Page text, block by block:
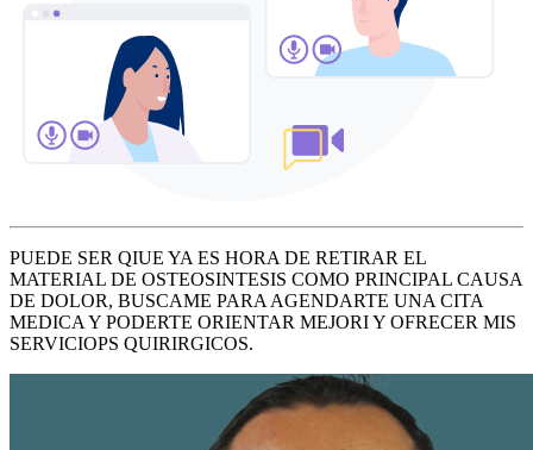
PUEDE SER QIUE YA ES HORA DE RETIRAR EL
MATERIAL DE OSTEOSINTESIS COMO PRINCIPAL CAUSA
DE DOLOR, BUSCAME PARA AGENDARTE UNA CITA
MEDICA Y PODERTE ORIENTAR MEJORI Y OFRECER MIS
SERVICIOPS QUIRIRGICOS.